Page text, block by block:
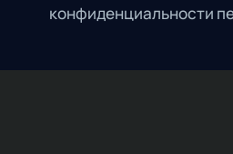
конфиденциальности